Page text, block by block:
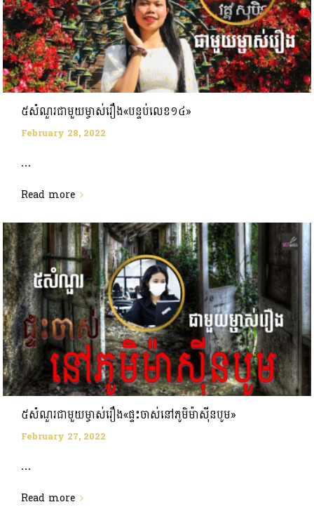
៥សំណួរជាមួយម្ចាស់រឿង«បន្ទប់លេខ១៤»
February 28, 2022
...
Read more
៥សំណួរជាមួយម្ចាស់រឿង«ផ្ទះចាស់នៅភូមិម៉ាស៊ីនបូម»
February 27, 2022
...
Read more